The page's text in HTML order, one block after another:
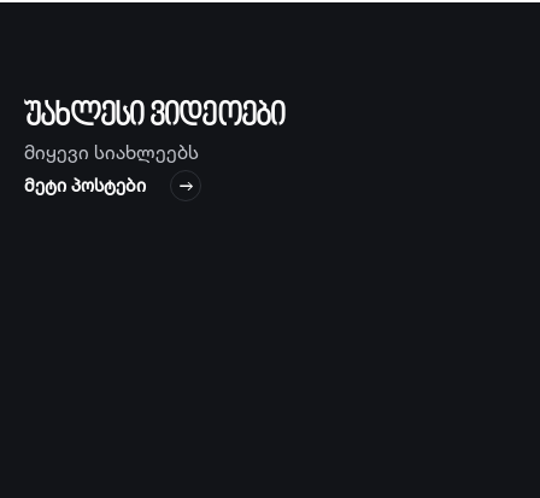
ᲣᲐᲮᲚᲔᲡᲘ ᲕᲘᲓᲔᲝᲔᲑᲘ
მიყევი სიახლეებს
ᲛᲔᲢᲘ ᲞᲝᲡᲢᲔᲑᲘ